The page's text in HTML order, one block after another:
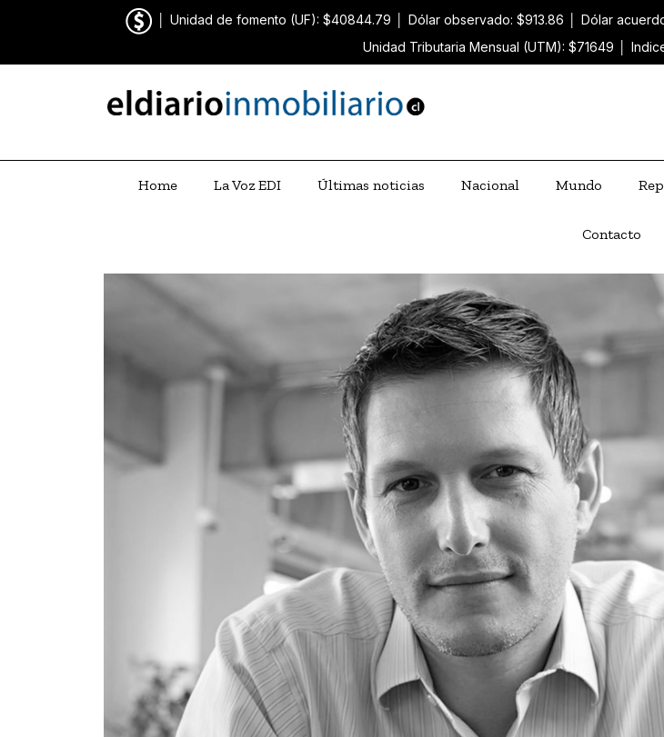
Unidad de fomento (UF): $40844.79 Dólar observado: $913.86 Dólar
Unidad Tributaria Mensual (UTM): $71649
Home La Voz EDI Últimas noticias Nacional Mundo
Contacto